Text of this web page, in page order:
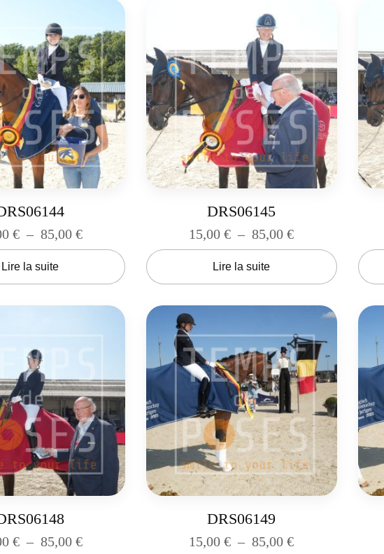
€ – 85,00 €
Lire la suite
DRS06145
15,00€ – 85,00€
Lire la suite
€ – 85,00 €
DRS06149
15,00€ – 85,00€